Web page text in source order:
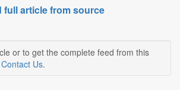
full article from source
or to get the complete feed from this
Contact Us.